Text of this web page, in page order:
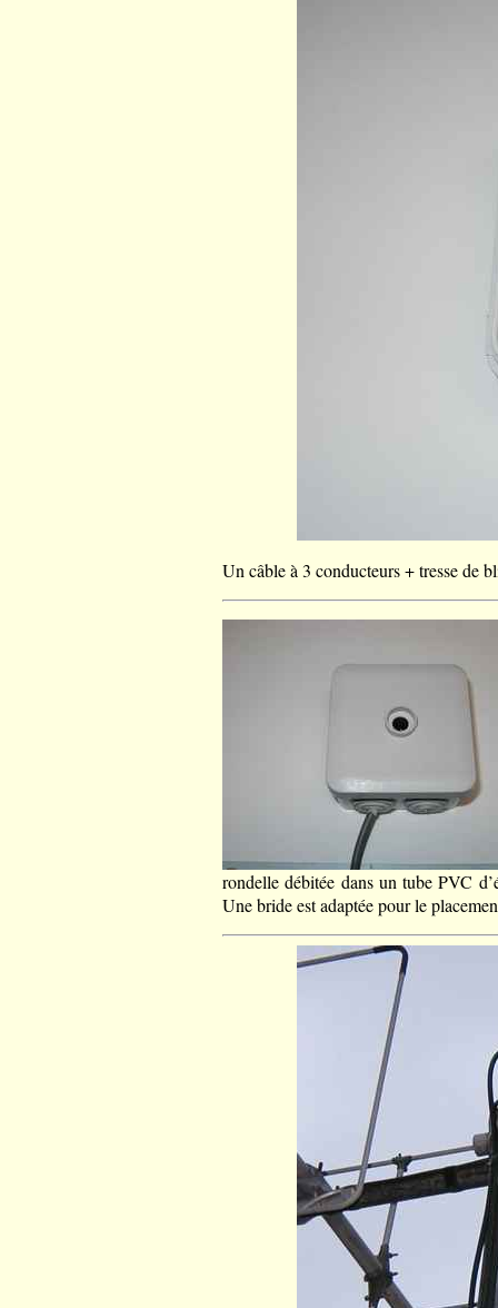
Un câble à 3 conducteurs + tresse de
rondelle débitée dans un tube PVC
Une bride est adaptée pour le